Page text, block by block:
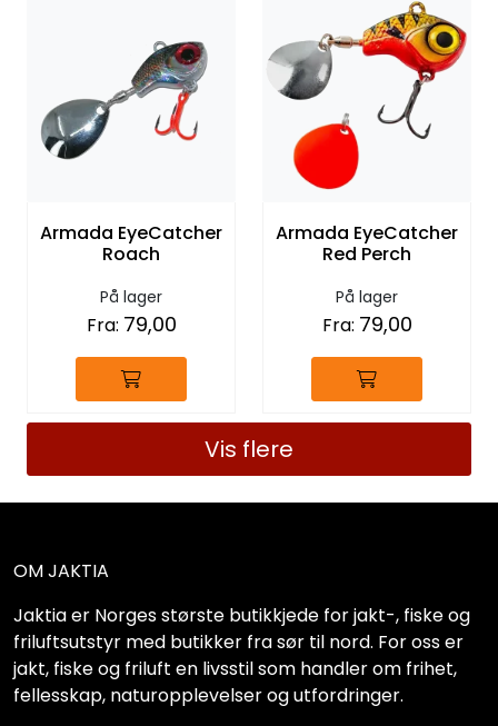
Armada EyeCatcher
Roach
På lager
Fra: 79,00
Armada EyeCatcher
Red Perch
På lager
Fra: 79,00
Vis flere
OM JAKTIA
Jaktia er Norges største butikkjede for jakt-, fiske og
friluftsutstyr med butikker fra sør til nord. For oss er
jakt, fiske og friluft en livsstil som handler om frihet,
fellesskap, naturopplevelser og utfordringer.